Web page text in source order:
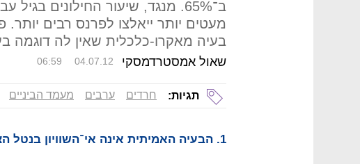
מעטים יותר ייאלצו לפרנס רבים יותר.
בעיה מאקרו-כלכלית שאין לה דוגמה
שאול אמסטרדמסקי 06:59 04.07.12
תגיות: חרדים ערבים מעמד הביניים
1. הבעיה האמיתית אינה אי־השוויון בנטל הצבאי